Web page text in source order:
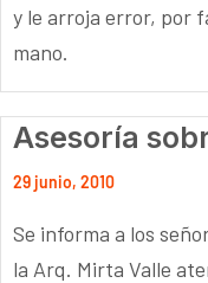
y le arroja error, por
mano.
Asesoría
29 junio, 2010
Se informa a los
la Arq. Mirta Valle